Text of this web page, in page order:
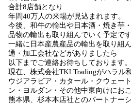
合計8店舗となり
年間40万人の来場が見込まれます。
今後、和牛の輸出や日本酒・焼き芋
品物の輸出も取り組んでいく予定です
一緒に日本産農産品の輸出を取り組
通・加工会社などがありましたら
以下までご連絡お待ちしております。
現在、株式会社TKI Tradingがハラル
ウジアラビア・カタール・クウェー
ン・ヨルダン・その他中東向けにお
熊本県、杉本本店社とのパートナー